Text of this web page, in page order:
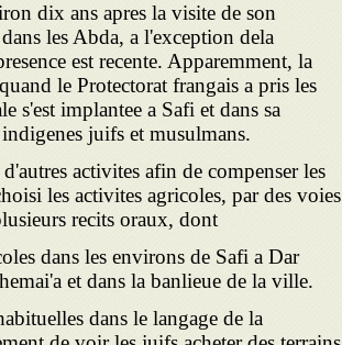
dix ans apres la visite de son
les Abda, a l'exception dela
est recente. Apparemment, la
le Protectorat frangais a pris les
s'est implantee a Safi et dans sa
juifs et musulmans.
activites afin de compenser les
les activites agricoles, par des voies
recits oraux, dont
dans les environs de Safi a Dar
et dans la banlieue de la ville.
dans le langage de la